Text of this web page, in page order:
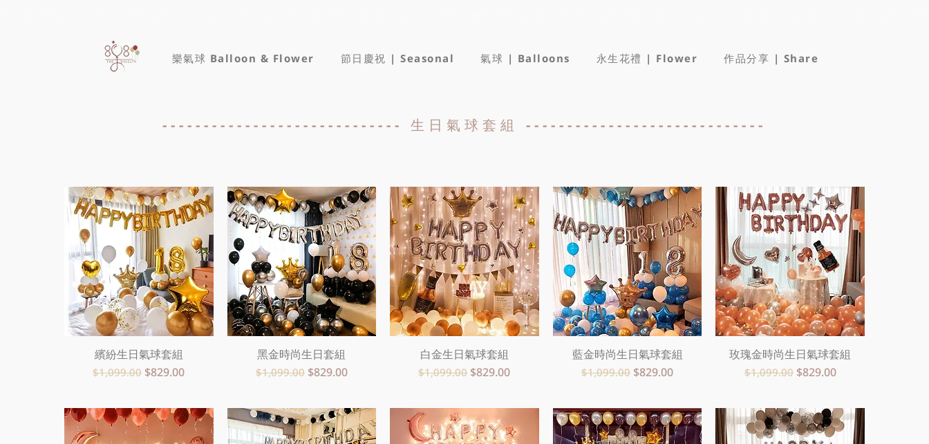
樂氣球 Balloon & Flower 節日慶祝 | Seasonal 氣球 | Balloons 永生花禮 | Flower 作品分享 | Share
----------------------------- 生日氣球套組 -----------------------------
快速瀏覽
繽紛生日氣球套組
一般價格
$1,099.00 促銷價格
$829.00
快速瀏覽
黑金時尚生日套組
一般價格
$1,099.00 促銷價格
$829.00
快速瀏覽
白金生日氣球套組
一般價格
$1,099.00 促銷價格
$829.00
快速瀏覽
藍金時尚生日氣球套組
一般價格
$1,099.00 促銷價格
$829.00
快速瀏覽
玫瑰金時尚生日氣球套組
一般價格
$1,099.00 促銷價格
$829.00